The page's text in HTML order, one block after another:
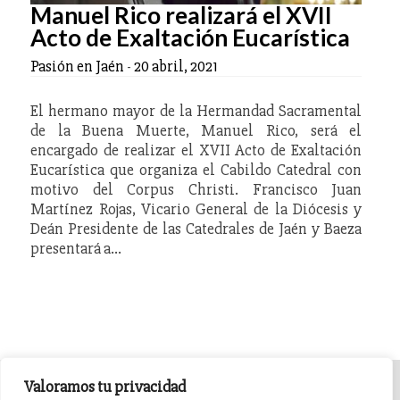
Valoramos tu privacidad
Manuel Rico realizará el XVII
Acto de Exaltación Eucarística
Pasión en Jaén -20 abril, 2021
El hermano mayor de la Hermandad Sacramental
de la Buena Muerte, Manuel Rico, será el
encargado de realizar el XVII Acto de Exaltación
Eucarística que organiza el Cabildo Catedral con
motivo del Corpus Christi. Francisco Juan
Martínez Rojas, Vicario General de la Diócesis y
Deán Presidente de las Catedrales de Jaén y Baeza
presentará a…